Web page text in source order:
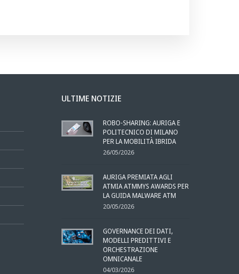
ULTIME NOTIZIE
ROBO-SHARING: AURIGA E
POLITECNICO DI MILANO
PER LA MOBILITÀ IBRIDA
26/05/2026
AURIGA PREMIATA AGLI
ATMIA ATMMYS AWARDS PER
LA GUIDA MALWARE ATM
20/05/2026
GOVERNANCE DEI DATI,
MODELLI PREDITTIVI E
ORCHESTRAZIONE
OMNICANALE
04/03/2026